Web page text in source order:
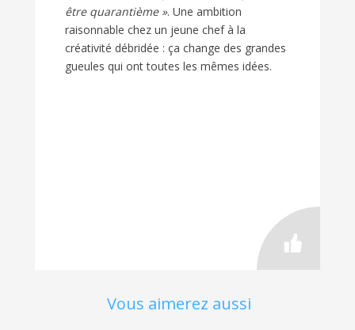
être quarantième ». Une ambition
raisonnable chez un jeune chef à la
créativité débridée : ça change des grandes
gueules qui ont toutes les mêmes idées.
Vous aimerez aussi